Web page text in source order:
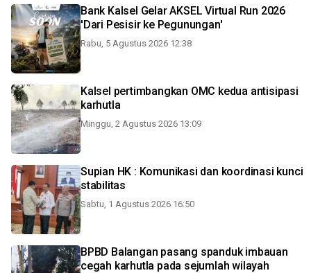
Bank Kalsel Gelar AKSEL Virtual Run 2026
'Dari Pesisir ke Pegunungan'
Rabu, 5 Agustus 2026 12:38
Kalsel pertimbangkan OMC kedua antisipasi
karhutla
Minggu, 2 Agustus 2026 13:09
Supian HK : Komunikasi dan koordinasi kunci
stabilitas
Sabtu, 1 Agustus 2026 16:50
BPBD Balangan pasang spanduk imbauan
cegah karhutla pada sejumlah wilayah